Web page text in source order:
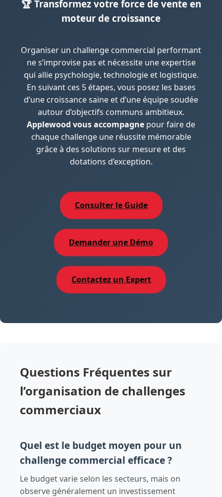
🏆 Transformez votre force de vente en
moteur de croissance
Organiser un challenge commercial performant
ne s’improvise pas et nécessite une expertise
qui allie psychologie, technologie et logistique.
En suivant ces 5 étapes, vous posez les bases
d’une croissance saine et d’une équipe soudée
autour d’objectifs communs ambitieux.
Applewood vous accompagne pour faire de
chaque challenge une réussite mémorable
grâce à des solutions sur mesure et des
dotations d’exception.
Consulter le Guide
Demander une Démo
Contactez un Expert
Questions Fréquentes sur
l’organisation de challenges
commerciaux
Quel est le budget moyen pour un
challenge commercial efficace ?
Le budget varie selon les secteurs, mais on
observe généralement un investissement